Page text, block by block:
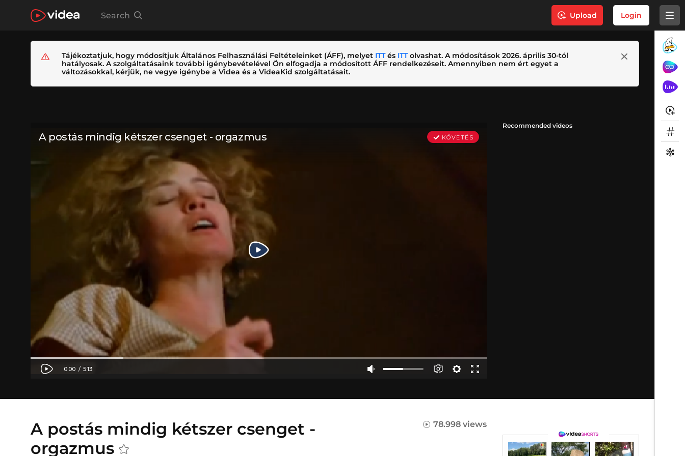
Search Upload Login
Tájékoztatjuk, hogy módosítjuk Általános Felhasználási Feltételeinket (ÁFF), melyet ITTés ITTolvashat. A módosítások 2026. április 30-tól
hatályosak. A szolgáltatásaink további igénybevételével Ön elfogadja a módosított ÁFF rendelkezéseit. Amennyiben nem ért egyet a
változásokkal, kérjük, ne vegye igénybe a Videa és a VideaKid szolgáltatásait.
Recommended videos
A postás mindig kétszer csenget -
orgazmus
78.998 views